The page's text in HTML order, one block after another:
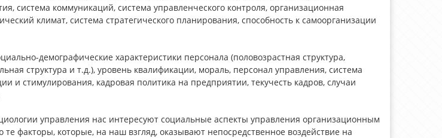
система коммуникаций, система управленческого контроля, организационная
климат, система стратегического планирования, способность к самоорганизации
демографические характеристики персонала (половозрастная структура,
структура и т.д.), уровень квалификации, мораль, персонал управления, система
и стимулирования, кадровая политика на предприятии, текучесть кадров, случаи
управления нас интересуют социальные аспекты управления организационным
те факторы, которые, на наш взгляд, оказывают непосредственное воздействие на